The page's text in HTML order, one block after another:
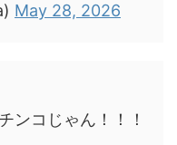
May 28, 2026
ンコじゃん！！！